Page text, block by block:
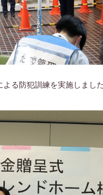
る防犯訓練を実施しまし